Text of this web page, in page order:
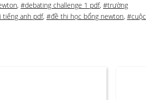
, #debating challenge 1 pdf, #trường
tiếng anh pdf, #đề thi học bổng newton,